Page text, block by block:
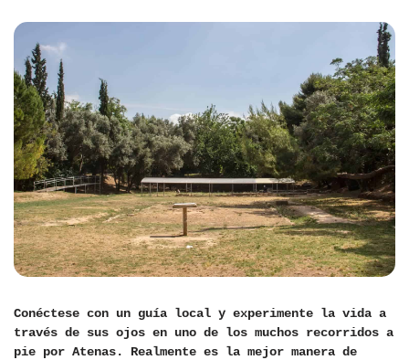
Conéctese con un guía local y experimente la vida a
través de sus ojos en uno de los muchos recorridos a
pie por Atenas. Realmente es la mejor manera de